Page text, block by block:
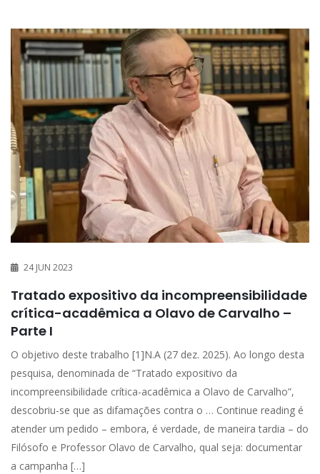
24 JUN 2023
Tratado expositivo da incompreensibilidade
crítica-acadêmica a Olavo de Carvalho –
Parte I
O objetivo deste trabalho [1]N.A (27 dez. 2025). Ao longo desta
pesquisa, denominada de “Tratado expositivo da
incompreensibilidade crítica-acadêmica a Olavo de Carvalho”,
descobriu-se que as difamações contra o … Continue reading é
atender um pedido – embora, é verdade, de maneira tardia – do
Filósofo e Professor Olavo de Carvalho, qual seja: documentar
a campanha […]